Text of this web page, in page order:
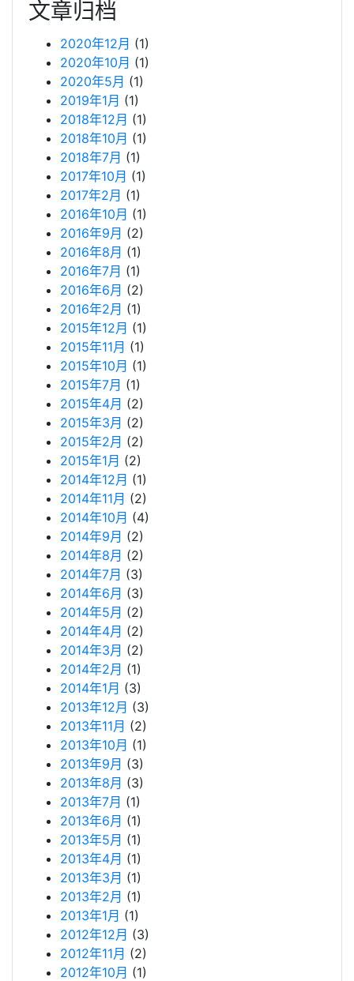
文章归档
2020年12月 (1)
2020年10月 (1)
2020年5月 (1)
2019年1月 (1)
2018年12月 (1)
2018年10月 (1)
2018年7月 (1)
2017年10月 (1)
2017年2月 (1)
2016年10月 (1)
2016年9月 (2)
2016年8月 (1)
2016年7月 (1)
2016年6月 (2)
2016年2月 (1)
2015年12月 (1)
2015年11月 (1)
2015年10月 (1)
2015年7月 (1)
2015年4月 (2)
2015年3月 (2)
2015年2月 (2)
2015年1月 (2)
2014年12月 (1)
2014年11月 (2)
2014年10月 (4)
2014年9月 (2)
2014年8月 (2)
2014年7月 (3)
2014年6月 (3)
2014年5月 (2)
2014年4月 (2)
2014年3月 (2)
2014年2月 (1)
2014年1月 (3)
2013年12月 (3)
2013年11月 (2)
2013年10月 (1)
2013年9月 (3)
2013年8月 (3)
2013年7月 (1)
2013年6月 (1)
2013年5月 (1)
2013年4月 (1)
2013年3月 (1)
2013年2月 (1)
2013年1月 (1)
2012年12月 (3)
2012年11月 (2)
2012年10月 (1)